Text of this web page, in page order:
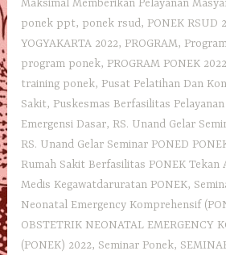
Maksimal Memberikan Pelayanan
ponek ppt, ponek rsud, PONEK RSUD
YOGYAKARTA 2022, PROGRAM,
program ponek, PROGRAM PONEK 2022
training ponek, Pusat Pelatihan Dan
Sakit, Puskesmas Berfasilitas
Emergensi Dasar, RS. Unand Gelar
RS. Unand Gelar Seminar PONED
Rumah Sakit Berfasilitas PONEK Tekan
Medis Kegawatdaruratan PONEK,
Neonatal Emergency Komprehensif
OBSTETRIK NEONATAL EMERGENCY
(PONEK) 2022, Seminar Ponek,